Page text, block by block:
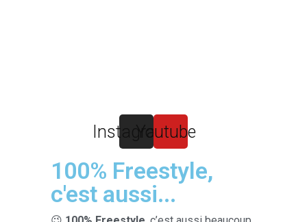
InstagramYoutube
100% Freestyle,
c'est aussi...